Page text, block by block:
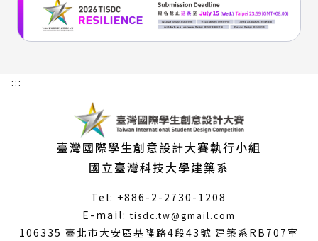
:::
臺灣國際學生創意設計大賽執行小組
國立臺灣科技大學建築系
Tel: +886-2-2730-1208
E-mail:tisdc.tw@gmail.com
開
106335 臺北市大安區基隆路4段43號 建築系RB707室